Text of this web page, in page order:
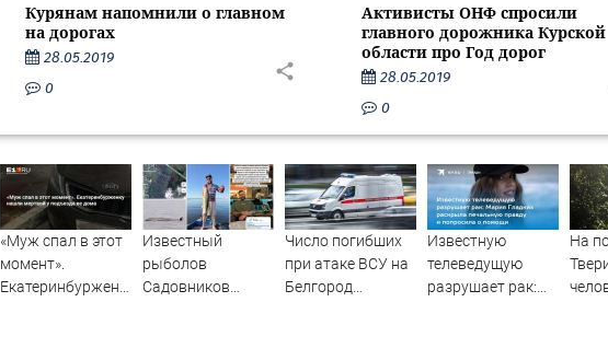
Курянам напомнили о главном
на дорогах
28.05.2019
0
Активисты ОНФ спросили
главного дорожника Курской
области про Год дорог
28.05.2019
0
«Муж спал в этот
момент».
Екатеринбурженку
Известный
рыболов
Садовников
Число погибших
при атаке ВСУ на
Белгород
Известную
телеведущую
разрушает рак:
На